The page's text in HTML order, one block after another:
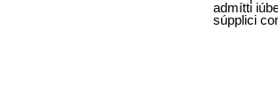
admítti
súpplici